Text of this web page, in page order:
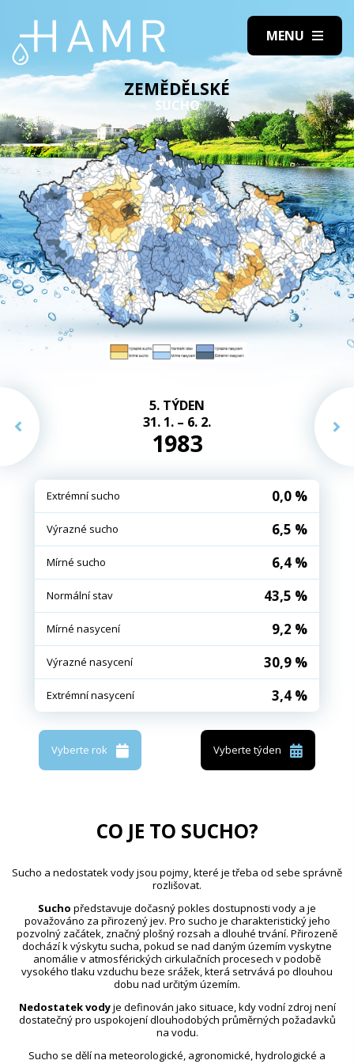
ZEMĚDĚLSKÉ
SUCHO
5. TÝDEN
31. 1. – 6. 2.
1983
Extrémní sucho 0,0 %
Výrazné sucho 6,5 %
Mírné sucho 6,4 %
Normální stav 43,5 %
Mírné nasycení 9,2 %
Výrazné nasycení 30,9 %
Extrémní nasycení 3,4 %
Vyberte rok Vyberte týden
CO JE TO SUCHO?
Sucho a nedostatek vody jsou pojmy, které je třeba od sebe správně
rozlišovat.
Sucho představuje dočasný pokles dostupnosti vody a je
považováno za přirozený jev. Pro sucho je charakteristický jeho
pozvolný začátek, značný plošný rozsah a dlouhé trvání. Přirozeně
dochází k výskytu sucha, pokud se nad daným územím vyskytne
anomálie v atmosférických cirkulačních procesech v podobě
vysokého tlaku vzduchu beze srážek, která setrvává po dlouhou
dobu nad určitým územím.
Nedostatek vodyje definován jako situace, kdy vodní zdroj není
dostatečný pro uspokojení dlouhodobých průměrných požadavků
na vodu.
Sucho se dělí na meteorologické, agronomické, hydrologické a